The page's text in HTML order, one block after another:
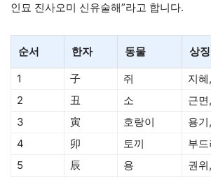
인묘 진사오미 신유술해”라고 합니다.
순서 한자 동물 상
1 子 쥐
지
2
丑 소
근
3
寅 호랑이
용
4
卯 토끼
부
5
辰 용
권